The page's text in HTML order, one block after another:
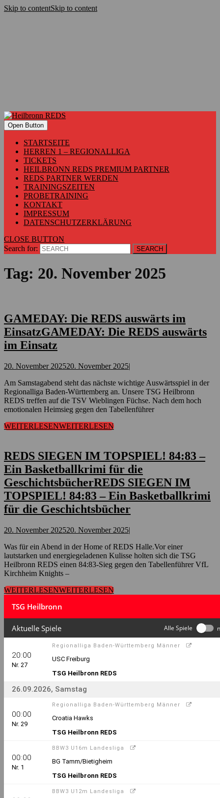
Skip to contentSkip to content
Open Button
STARTSEITE
HERREN 1 – REGIONALLIGA
TICKETS
HEILBRONN REDS PREMIUM PARTNER
REDS PARTNER WERDEN
TRAININGSZEITEN
PROBETRAINING
KONTAKT
IMPRESSUM
DATENSCHUTZERKLÄRUNG
CLOSE BUTTON
Search for:
Tag: 20. November 2025
GAMEDAY: Die REDS auswärts im
EinsatzGAMEDAY: Die REDS auswärts
im Einsatz
20. November 202520. November 2025|
Am Samstagabend steht das nächste wichtige Auswärtsspiel in der
Regionalliga Baden-Württemberg an. Unsere TSG Heilbronn
REDS treffen auf die TSV Wieblingen Füchse. Nach dem hoch
emotionalen Heimsieg gegen den Tabellenführer
WEITERLESENWEITERLESEN
REDS SIEGEN IM TOPSPIEL! 84:83 –
Ein Basketballkrimi für die
GeschichtsbücherREDS SIEGEN IM
TOPSPIEL! 84:83 – Ein Basketballkrimi
für die Geschichtsbücher
20. November 202520. November 2025|
Was für ein Abend in der Home of REDS Halle.Vor einer
lautstarken und energiegeladenen Kulisse holten sich die TSG
Heilbronn REDS einen 84:83-Sieg gegen den Tabellenführer VfL
Kirchheim Knights –
WEITERLESENWEITERLESEN